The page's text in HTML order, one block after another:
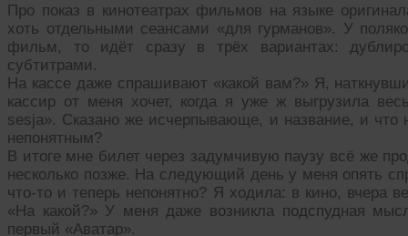
Про показ в кинотеатрах фильмов на языке
хоть отдельными сеансами «для гурманов». У
фильм, то идёт сразу в трёх вариантах:
субтитрами.
На кассе даже спрашивают «какой вам?» Я,
кассир от меня хочет, когда я уже ж выгрузила
sesja». Сказано же исчерпывающе, и название, и
непонятным?
В итоге мне билет через задумчивую паузу всё же
несколько позже. На следующий день у меня опять
что-то и теперь непонятно? Я ходила: в кино, вчера
«На какой?» У меня даже возникла подспудная
первый «Аватар».